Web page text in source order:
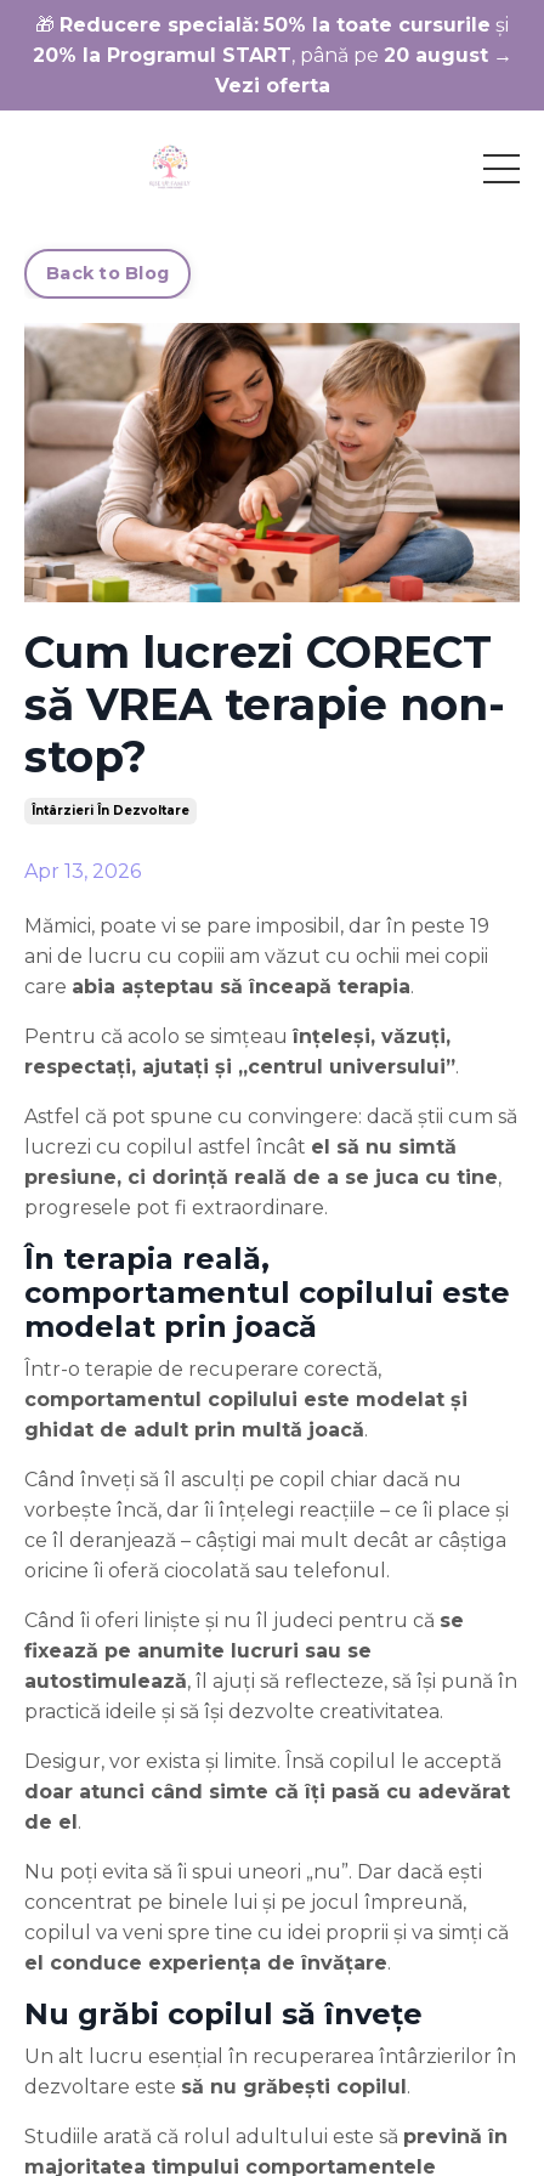
🎁 Reducere specială: 50% la toate cursurile și
20% la Programul START, până pe 20 august→
Vezi oferta
Back to Blog
Cum lucrezi CORECT
să VREA terapie non-
stop?
Întârzieri În Dezvoltare
Apr 13, 2026
Mămici, poate vi se pare imposibil, dar în peste 19
ani de lucru cu copiii am văzut cu ochii mei copii
care abia așteptau să înceapă terapia.
Pentru că acolo se simțeauînțeleși, văzuți,
respectați, ajutați și „centrul universului”.
Astfel că pot spune cu convingere: dacă știi cum să
lucrezi cu copilul astfel încât el să nu simtă
presiune, ci dorință reală de a se juca cu tine,
progresele pot fi extraordinare.
În terapia reală,
comportamentul copilului este
modelat prin joacă
Într-o terapie de recuperare corectă,
comportamentul copilului este modelat și
ghidat de adult prin multă joacă.
Când înveți să îl asculți pe copil chiar dacă nu
vorbește încă, dar îi înțelegi reacțiile – ce îi place și
ce îl deranjează – câștigi mai mult decât ar câștiga
oricine îi oferă ciocolată sau telefonul.
Când îi oferi liniște și nu îl judeci pentru că se
fixează pe anumite lucruri sau se
autostimulează, îl ajuți să reflecteze, să își pună în
practică ideile și să își dezvolte creativitatea.
Desigur, vor exista și limite. Însă copilul le acceptă
doar atunci când simte că îți pasă cu adevărat
de el.
Nu poți evita să îi spui uneori „nu”. Dar dacă ești
concentrat pe binele lui și pe jocul împreună,
copilul va veni spre tine cu idei proprii și va simți că
el conduce experiența de învățare.
Nu grăbi copilul să învețe
Un alt lucru esențial în recuperarea întârzierilor în
dezvoltare este să nu grăbești copilul.
Studiile arată că rolul adultului este să prevină în
majoritatea timpului comportamentele